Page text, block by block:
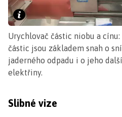
Urychlovač částic niobu a
částic jsou základem snah o
jaderného odpadu i o jeho
elektřiny.
Slibné vize